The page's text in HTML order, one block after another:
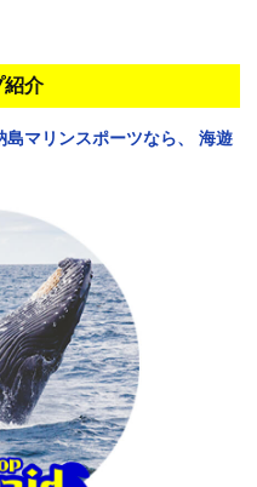
紹介
島マリンスポーツなら、
海遊